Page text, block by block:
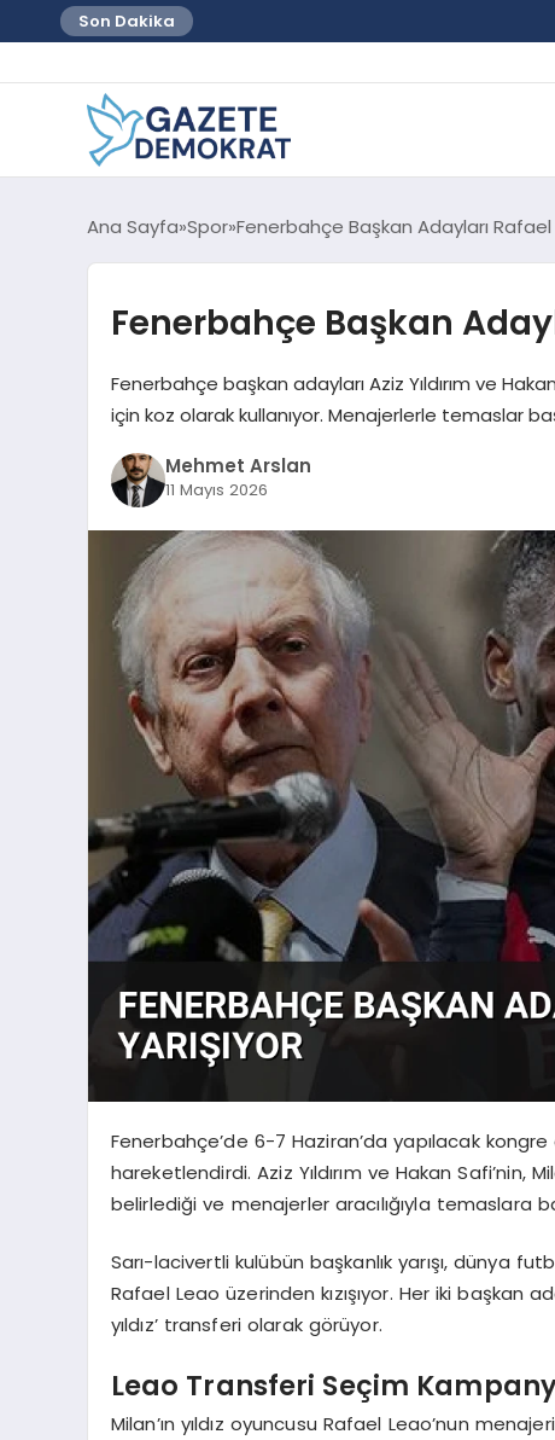
Son Dakika
Ana Sayfa Spor Fenerbahçe Başkan Adayları Rafael
Fenerbahçe Başkan
Fenerbahçe başkan adayları Aziz Yıldırım ve
için koz olarak kullanıyor. Menajerlerle temaslar
Mehmet Arslan
11 Mayıs 2026
Fenerbahçe’de 6-7 Haziran’da yapılacak
hareketlendirdi. Aziz Yıldırım ve Hakan Safi’nin,
belirlediği ve menajerler aracılığıyla temaslara
Sarı-lacivertli kulübün başkanlık yarışı, dünya
Rafael Leao üzerinden kızışıyor. Her iki başkan
yıldız’ transferi olarak görüyor.
Leao Transferi Seçim
Milan’ın yıldız oyuncusu Rafael Leao’nun